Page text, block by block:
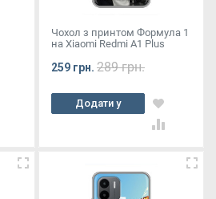
Чохол з принтом Формула 1
на Xiaomi Redmi A1 Plus
259 грн. 289 грн.
Додати у
кошик